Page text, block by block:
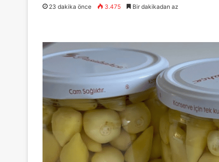
23 dakika önce 3.475 Bir dakikadan az